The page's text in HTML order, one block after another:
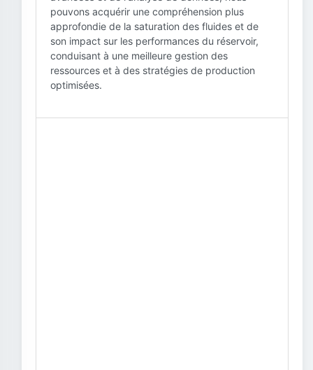
pouvons acquérir une compréhension plus
approfondie de la saturation des fluides et de
son impact sur les performances du réservoir,
conduisant à une meilleure gestion des
ressources et à des stratégies de production
optimisées.